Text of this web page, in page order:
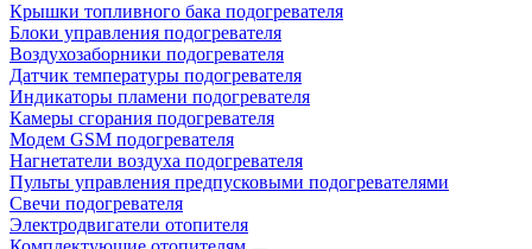
Крышки топливного бака подогревателя
Блоки управления подогревателя
Воздухозаборники подогревателя
Датчик температуры подогревателя
Индикаторы пламени подогревателя
Камеры сгорания подогревателя
Модем GSM подогревателя
Нагнетатели воздуха подогревателя
Пульты управления предпусковыми подогревателями
Свечи подогревателя
Электродвигатели отопителя